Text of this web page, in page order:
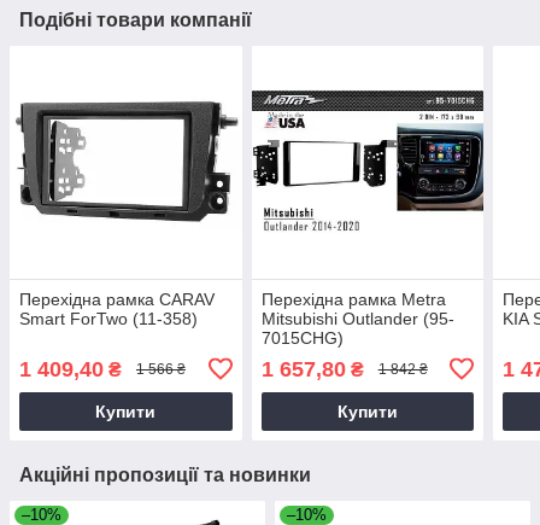
Подібні товари компанії
Перехідна рамка CARAV
Smart ForTwo (11-358)
1 409,40 ₴ 1 566 ₴
Купити
Перехідна рамка Metra
Mitsubishi Outlander (95-
7015CHG)
1 657,80₴ 1 842 ₴
Купити
KIA
1
Акційні пропозиції та новинки
–10% –10%